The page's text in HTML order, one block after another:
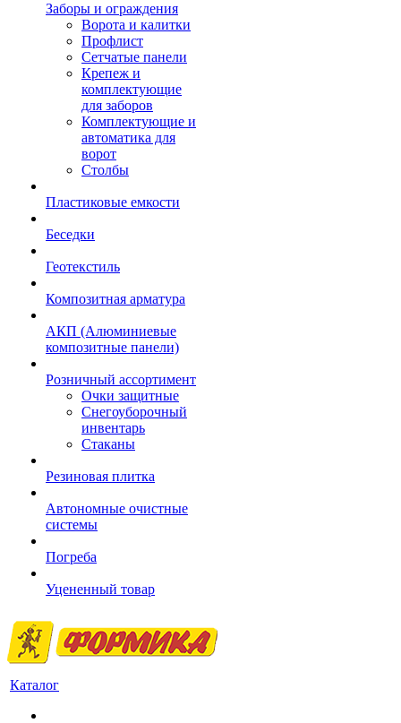
Заборы и ограждения
Ворота и калитки
Профлист
Сетчатые панели
Крепеж и
комплектующие
для заборов
Комплектующие и
автоматика для
ворот
Столбы
Пластиковые емкости
Беседки
Геотекстиль
Композитная арматура
АКП (Алюминиевые
композитные панели)
Розничный ассортимент
Очки защитные
Снегоуборочный
инвентарь
Стаканы
Резиновая плитка
Автономные очистные
системы
Погреба
Уцененный товар
Каталог